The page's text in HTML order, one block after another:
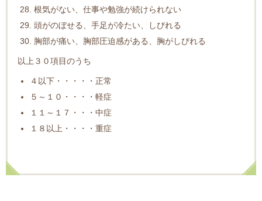
根気がない、仕事や勉強が続けられない
頭がのぼせる、手足が冷たい、しびれる
胸部が痛い、胸部圧迫感がある、胸がしびれる
以上３０項目のうち
４以下・・・・・正常
５～１０・・・・軽症
１１～１７・・・中症
１８以上・・・・重症